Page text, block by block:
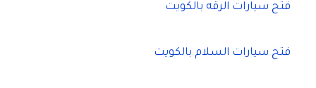
فتح سيارات الرقه بالكويت
فتح سيارات السلام بالكويت